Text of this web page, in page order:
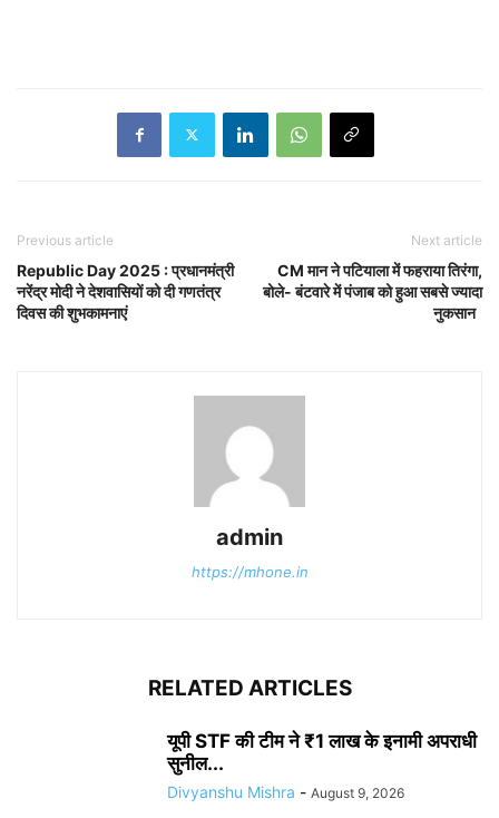
Previous article
Republic Day 2025 : प्रधानमंत्री
नरेंद्र मोदी ने देशवासियों को दी गणतंत्र
दिवस की शुभकामनाएं
Next article
CM मान ने पटियाला में फहराया तिरंगा,
बोले- बंटवारे में पंजाब को हुआ सबसे ज्यादा
नुकसान
admin
https://mhone.in
RELATED ARTICLES
यूपी STF की टीम ने ₹1 लाख के इनामी अपराधी
सुनील...
Divyanshu Mishra - August 9, 2026